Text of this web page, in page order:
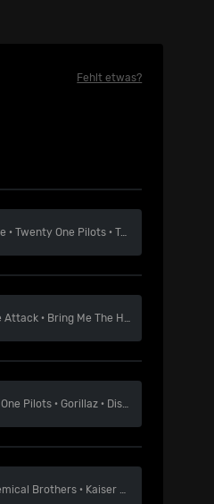
Fehlt etwas?
·Twenty One Pilots ·Teddy Swims
Attack · Bring Me The Horizon
Pilots ·Gorillaz · Disclosure
Brothers · Kaiser Chiefs